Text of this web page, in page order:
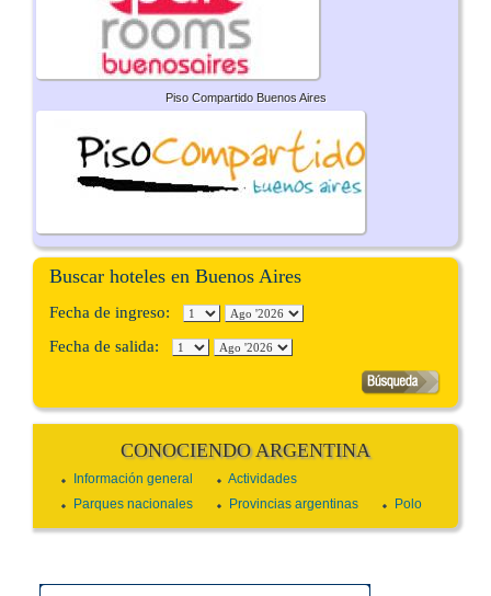
Piso Compartido Buenos Aires
Buscar hoteles en Buenos Aires
Fecha de ingreso:
Fecha de salida:
CONOCIENDO ARGENTINA
Información general
Actividades
Parques nacionales
Provincias argentinas Polo